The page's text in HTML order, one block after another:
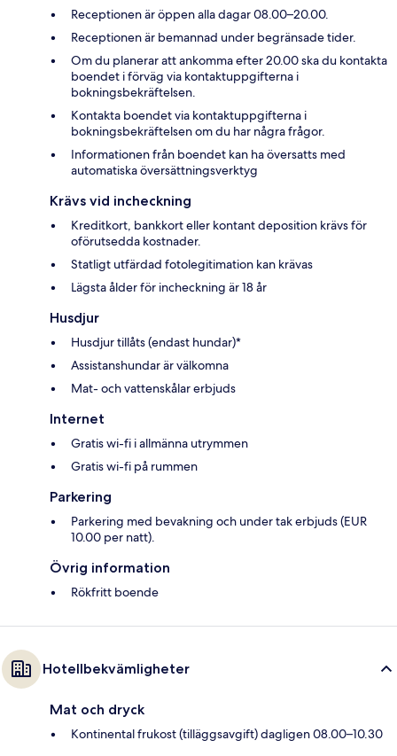
Receptionen är öppen alla dagar 08.00–20.00.
Receptionen är bemannad under begränsade tider.
Om du planerar att ankomma efter 20.00 ska du kontakta
boendet i förväg via kontaktuppgifterna i
bokningsbekräftelsen.
Kontakta boendet via kontaktuppgifterna i
bokningsbekräftelsen om du har några frågor.
Informationen från boendet kan ha översatts med
automatiska översättningsverktyg
Krävs vid incheckning
Kreditkort, bankkort eller kontant deposition krävs för
oförutsedda kostnader.
Statligt utfärdad fotolegitimation kan krävas
Lägsta ålder för incheckning är 18 år
Husdjur
Husdjur tillåts (endast hundar)*
Assistanshundar är välkomna
Mat- och vattenskålar erbjuds
Internet
Gratis wi-fi i allmänna utrymmen
Gratis wi-fi på rummen
Parkering
Parkering med bevakning och under tak erbjuds (EUR
10.00 per natt).
Övrig information
Rökfritt boende
Hotellbekvämligheter
Mat och dryck
Kontinental frukost (tilläggsavgift) dagligen 08.00–10.30